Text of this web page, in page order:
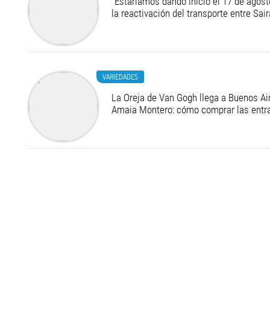
la reactivación del transporte entre
VARIEDADES
La Oreja de Van Gogh llega a Buenos
Amaia Montero: cómo comprar las